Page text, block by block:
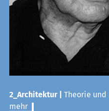
2_Architektur | Theorie und
mehr